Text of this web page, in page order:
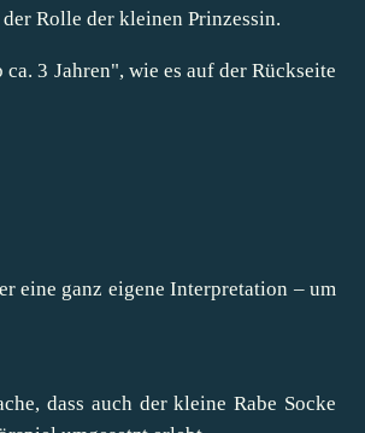
Rolle der kleinen Prinzessin.
3 Jahren", wie es auf der Rückseite
eine ganz eigene Interpretation – um
dass auch der kleine Rabe Socke